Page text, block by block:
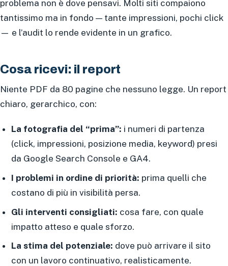
problema non è dove pensavi. Molti siti compaiono
tantissimo ma in fondo — tante impressioni, pochi click
— e l’audit lo rende evidente in un grafico.
Cosa ricevi: il report
Niente PDF da 80 pagine che nessuno legge. Un report
chiaro, gerarchico, con:
La fotografia del “prima”: i numeri di partenza
(click, impressioni, posizione media, keyword) presi
da Google Search Console e GA4.
I problemi in ordine di priorità: prima quelli che
costano di più in visibilità persa.
Gli interventi consigliati: cosa fare, con quale
impatto atteso e quale sforzo.
La stima del potenziale: dove può arrivare il sito
con un lavoro continuativo, realisticamente.